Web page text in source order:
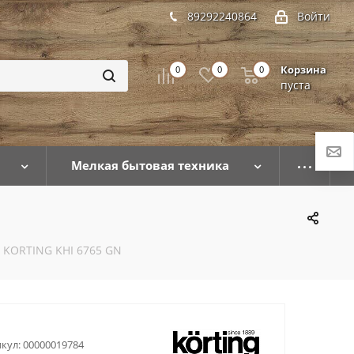
Войти
89292240864
0 0 Корзина
пуста
0
Мелкая бытовая техника
KHI 6765 GN
00000019784